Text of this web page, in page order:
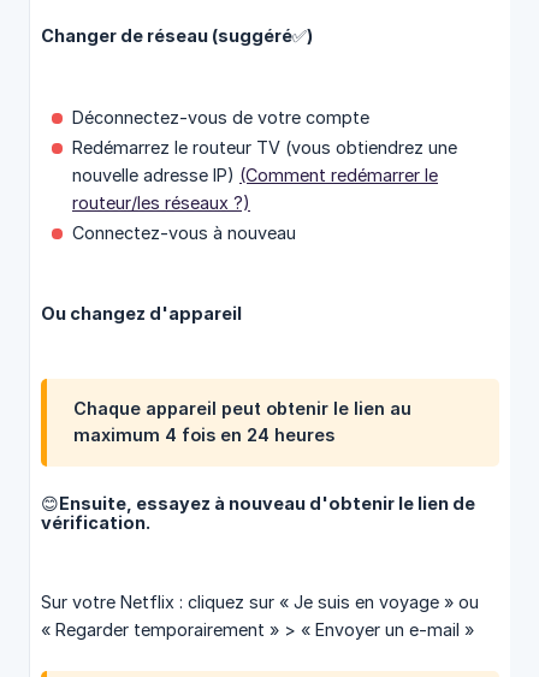
Changer de réseau (suggéré✅)
Déconnectez-vous de votre compte
Redémarrez le routeur TV (vous obtiendrez une
nouvelle adresse IP) (Comment redémarrer le
routeur/les réseaux ?)
Connectez-vous à nouveau
Ou changez d'appareil
Chaque appareil peut obtenir le lien au
maximum 4 fois en 24 heures
😊Ensuite, essayez à nouveau d'obtenir le lien de
vérification.
Sur votre Netflix : cliquez sur « Je suis en voyage » ou
« Regarder temporairement » > « Envoyer un e-mail »